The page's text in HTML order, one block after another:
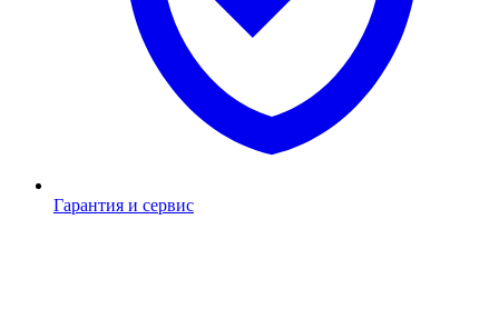
Гарантия и сервис